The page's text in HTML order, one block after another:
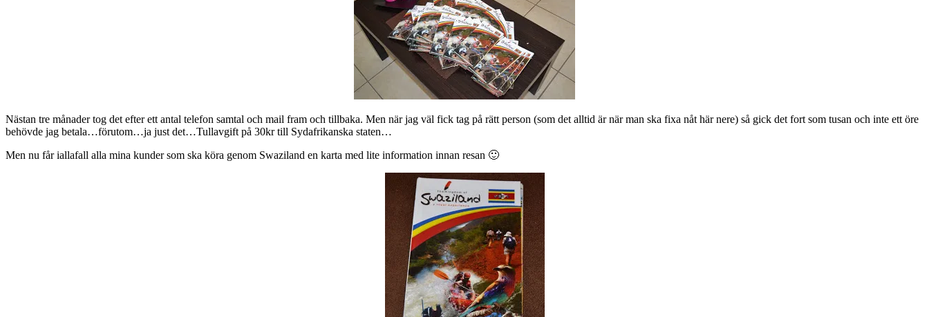
Nästan tre månader tog det efter ett antal telefon samtal och mail fram och tillbaka. Men när jag väl fick tag på rätt person (som det alltid är när man ska fixa nåt här nere) så gick det fort som tusan och inte ett öre
behövde jag betala…förutom…ja just det…Tullavgift på 30kr till Sydafrikanska staten…
Men nu får iallafall alla mina kunder som ska köra genom Swaziland en karta med lite information innan resan 🙂